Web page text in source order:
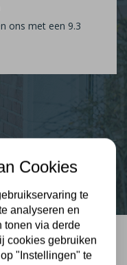
ons met een 9.3
Cookies
te
analyseren en
tonen via derde
cookies gebruiken
"Instellingen" te